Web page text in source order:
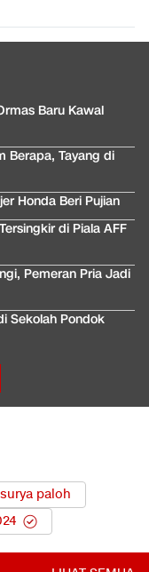
Baru Kawal
Berapa, Tayang di
Honda Beri Pujian
di Piala AFF
Pemeran Pria Jadi
Sekolah Pondok
surya paloh